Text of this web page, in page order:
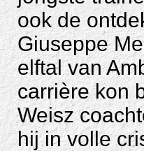
ook de
Giuseppe
elftal van
carrière kon
Weisz
hij in volle